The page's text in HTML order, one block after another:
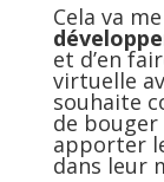
Cela va
et d’en
virtuelle
souhaite
de
apporter
dans leur